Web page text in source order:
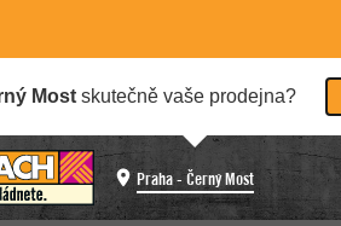
Most skutečně vaše prodejna?
Praha - Černý Most